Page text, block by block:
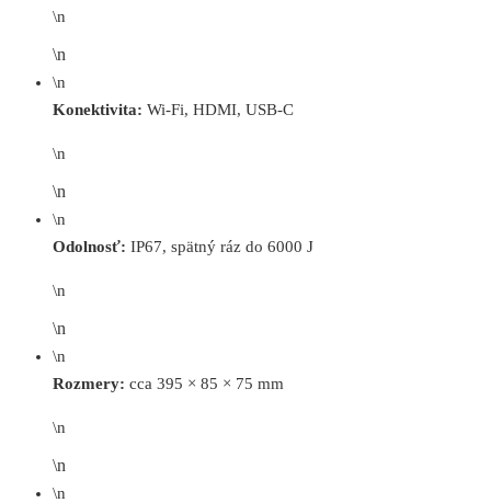
\n
\n
\n
Konektivita: Wi-Fi, HDMI, USB-C
\n
\n
\n
Odolnosť: IP67, spätný ráz do 6000 J
\n
\n
\n
Rozmery: cca 395 × 85 × 75 mm
\n
\n
\n